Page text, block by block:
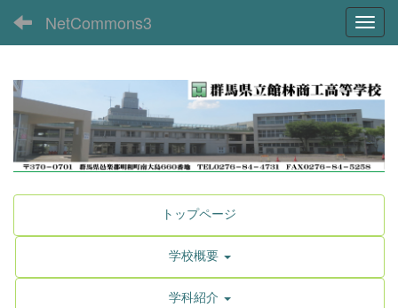
NetCommons3
トップページ
学校概要
学科紹介